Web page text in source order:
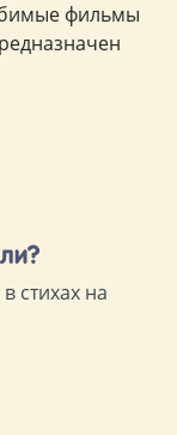
фильмы
стихах на